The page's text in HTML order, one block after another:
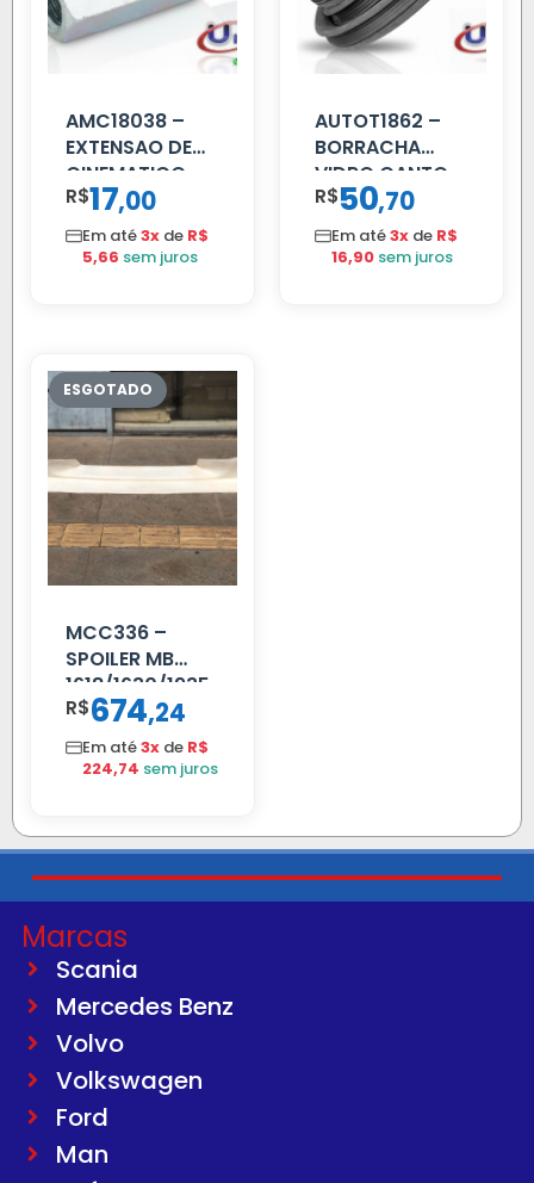
AMC18038 –
EXTENSAO DE
CINEMATICO
40MM
R$17,00
Em até3x de R$
5,66 sem juros
AUTOT1862 –
BORRACHA
VIDRO CANTO
VOLVO NL
80/88…
R$50,70
Em até3x de R$
16,90 sem juros
MCC336 –
SPOILER MB
1618/1630/1935
04 FAR
C/BIGOD
R$674,24
Em até3x de R$
224,74 sem juros
Marcas
Scania
Mercedes Benz
Volvo
Volkswagen
Ford
Man